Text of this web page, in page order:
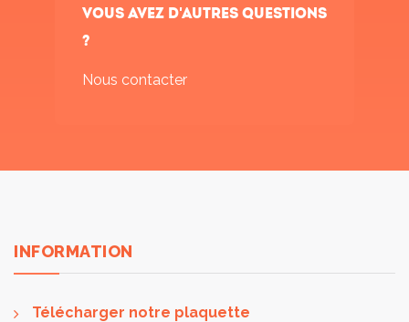
Vous avez d'autres questions
?
Nous contacter
INFORMATION
Télécharger notre plaquette